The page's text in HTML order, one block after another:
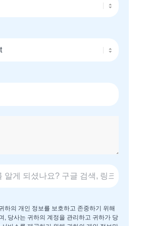
하의 개인 정보를 보호하고 존중하기 위해
, 당사는 귀하의 계정을 관리하고 귀하가 당